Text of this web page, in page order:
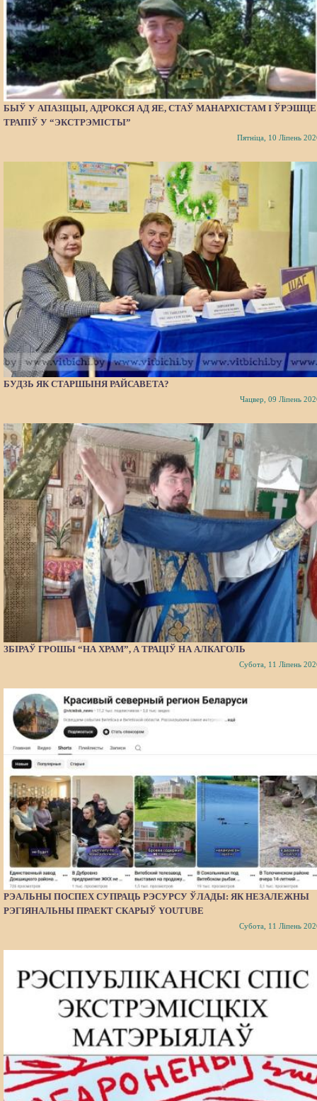
БЫЎ У АПАЗІЦЫІ, АДРОКСЯ АД ЯЕ, СТАЎ МАНАРХІСТАМ І ЎРЭШЦЕ
ТРАПІЎ У “ЭКСТРЭМІСТЫ”
Пятніца, 10 Ліпень
БУДЗЬ ЯК СТАРШЫНЯ РАЙСАВЕТА?
Чацвер, 09 Ліпень
ЗБІРАЎ ГРОШЫ “НА ХРАМ”, А ТРАЦІЎ НА АЛКАГОЛЬ
Субота, 11 Ліпень
РЭАЛЬНЫ ПОСПЕХ СУПРАЦЬ РЭСУРСУ ЎЛАДЫ: ЯК НЕЗАЛЕЖНЫ
РЭГІЯНАЛЬНЫ ПРАЕКТ СКАРЫЎ YOUTUBE
Субота, 11 Ліпень